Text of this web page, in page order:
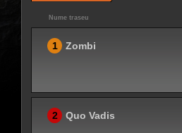
Nume traseu
1 Zombi
2 Quo Vadis